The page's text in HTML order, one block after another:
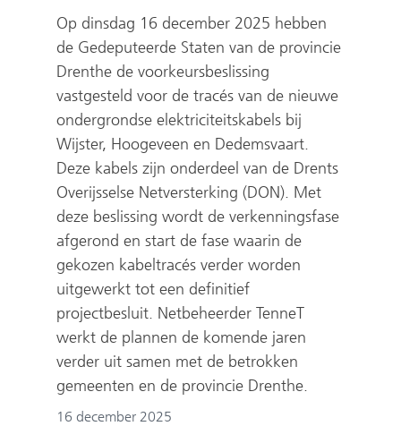
Op dinsdag 16 december 2025 hebben
de Gedeputeerde Staten van de provincie
Drenthe de voorkeursbeslissing
vastgesteld voor de tracés van de nieuwe
ondergrondse elektriciteitskabels bij
Wijster, Hoogeveen en Dedemsvaart.
Deze kabels zijn onderdeel van de Drents
Overijsselse Netversterking (DON). Met
deze beslissing wordt de verkenningsfase
afgerond en start de fase waarin de
gekozen kabeltracés verder worden
uitgewerkt tot een definitief
projectbesluit. Netbeheerder TenneT
werkt de plannen de komende jaren
verder uit samen met de betrokken
gemeenten en de provincie Drenthe.
16 december 2025